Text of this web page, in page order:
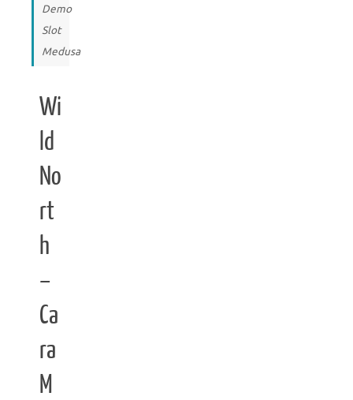
Demo
Slot
Medusa
Wi
ld
No
rt
h
–
Ca
ra
M